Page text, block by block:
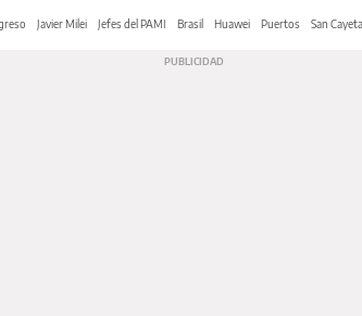
Javier Milei Jefes del PAMI Brasil Huawei Puertos San